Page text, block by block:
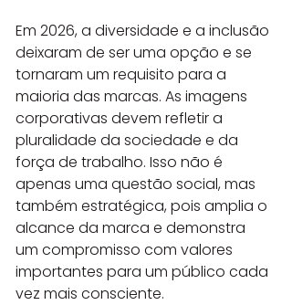
Em 2026, a diversidade e a inclusão
deixaram de ser uma opção e se
tornaram um requisito para a
maioria das marcas. As imagens
corporativas devem refletir a
pluralidade da sociedade e da
força de trabalho. Isso não é
apenas uma questão social, mas
também estratégica, pois amplia o
alcance da marca e demonstra
um compromisso com valores
importantes para um público cada
vez mais consciente.